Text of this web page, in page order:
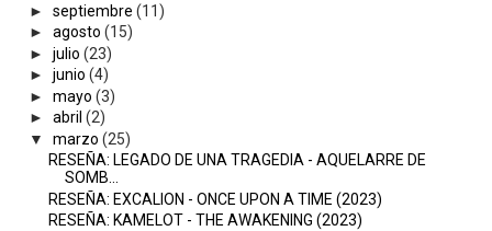
► septiembre (11)
► agosto (15)
► julio (23)
► junio (4)
► mayo (3)
► abril (2)
▼
marzo (25)
RESEÑA: LEGADO DE UNA TRAGEDIA - AQUELARRE DE
SOMB...
RESEÑA: EXCALION - ONCE UPON A TIME (2023)
RESEÑA: KAMELOT - THE AWAKENING (2023)